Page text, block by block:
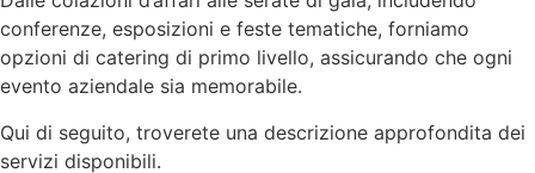
conferenze, esposizioni e feste tematiche, forniamo
opzioni di catering di primo livello, assicurando che ogni
evento aziendale sia memorabile.
Qui di seguito, troverete una descrizione approfondita dei
servizi disponibili.